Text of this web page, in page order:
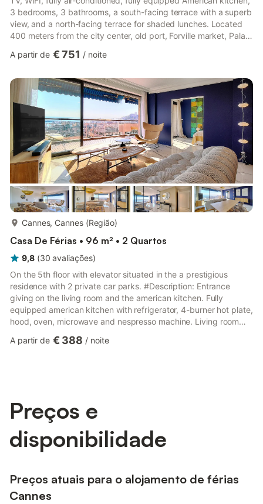
3 bedrooms, 3 bathrooms, a south-facing terrace with a superb
view, and a north-facing terrace for shaded lunches. Located
400 meters from the city center, old port, Forville market, Palais
to travellers. This appartment is composed of : -An entrance, -A
all opening onto a terrace with a splendid open sea view, -A
fully equipped American-s...
A partir de € 751 / noite
Cannes, Cannes (Região)
Casa De Férias • 96 m² • 2 Quartos
9,8 (30 avaliações)
On the 5th floor with elevator situated in the a prestigious
residence with 2 private car parks. #Description: Entrance
giving on the living room and the american kitchen. Fully
equipped american kitchen with refrigerator, 4-burner hot plate,
hood, oven, microwave and nespresso machine. Living room
1 arm chair, flat screen TV and access onto the beautifull 15m2
A partir de € 388 / noite
Preços e
disponibilidade
Preços atuais para o alojamento de férias
Cannes